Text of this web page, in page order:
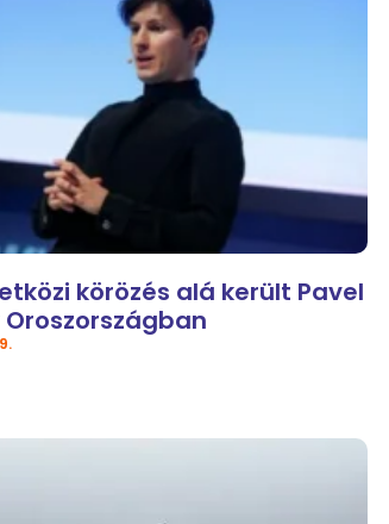
körözés alá került Pavel
Oroszországban